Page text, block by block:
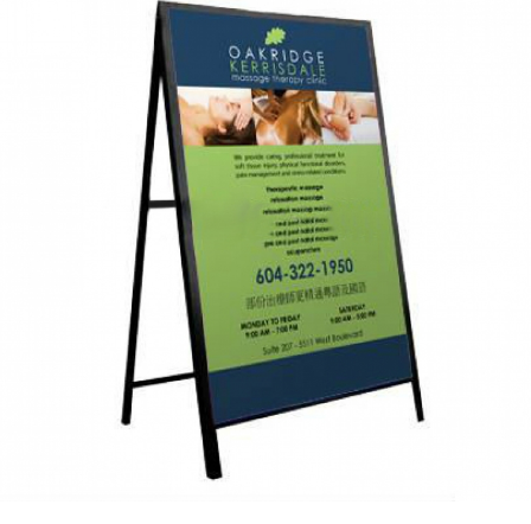
a-frame tradition